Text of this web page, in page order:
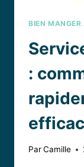
BIEN
:
ParCamille